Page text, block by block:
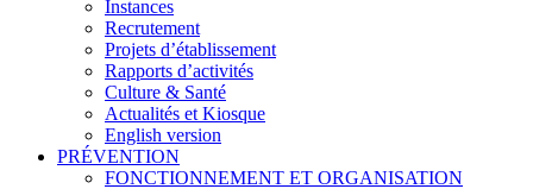
Instances
Recrutement
Projets d’établissement
Rapports d’activités
Culture & Santé
Actualités et Kiosque
English version
PRÉVENTION
FONCTIONNEMENT ET ORGANISATION